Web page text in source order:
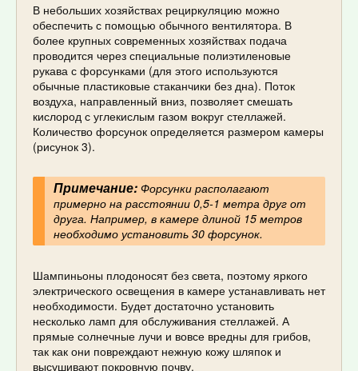
В небольших хозяйствах рециркуляцию можно
обеспечить с помощью обычного вентилятора. В
более крупных современных хозяйствах подача
проводится через специальные полиэтиленовые
рукава с форсунками (для этого используются
обычные пластиковые стаканчики без дна). Поток
воздуха, направленный вниз, позволяет смешать
кислород с углекислым газом вокруг стеллажей.
Количество форсунок определяется размером камеры
(рисунок 3).
Примечание:Форсунки располагают
примерно на расстоянии 0,5-1 метра друг от
друга. Например, в камере длиной 15 метров
необходимо установить 30 форсунок.
Шампиньоны плодоносят без света, поэтому яркого
электрического освещения в камере устанавливать нет
необходимости. Будет достаточно установить
несколько ламп для обслуживания стеллажей. А
прямые солнечные лучи и вовсе вредны для грибов,
так как они повреждают нежную кожу шляпок и
высушивают покровную почву.